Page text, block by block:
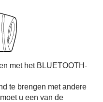
met het BLUETOOTH-
te brengen met andere
u een van de